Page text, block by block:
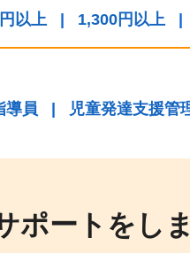
以上 | 1,300円以上 |
導員 | 児童発達支援管
ポートをしま